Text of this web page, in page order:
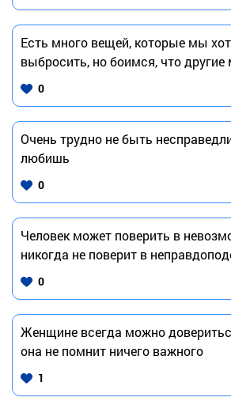
Есть много вещей, которые мы
выбросить, но боимся, что другие
0
Очень трудно не быть
любишь
0
Человек может поверить в
никогда не поверит в
0
Женщине всегда можно
она не помнит ничего важного
1